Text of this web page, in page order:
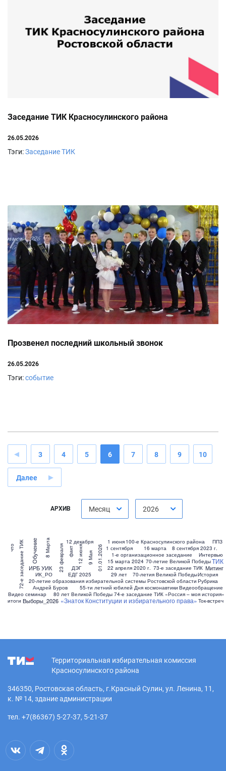
Заседание ТИК Красносулинского района
26.05.2026
Тэги:Заседание ТИК
Прозвенел последний школьный звонок
26.05.2026
Тэги:событие
3 4 5 6 7 8 9 10
Далее
АРХИВ Месяц 2026
01.01.2026
1 июня
1 сентября
1-е организационное заседание
100-е Красносулинского района
12 декабря
12 июня 15 марта 2024
16 марта
20-летие образования избирательной системы Ростовской области
22 апреля 2020 г.
23 февраля
29 лет
55-ти летний юбилей Дня космонавтики
70-летие Великой Победы
70-летия Великой Победы
72-е заседание ТИК 73-е заседание ТИК
74-е заседание ТИК
8 Марта 8 сентября 2023 г.
80 лет Великой Победы
9 Мая
«Знаток Конституции и избирательного права»
«Россия – моя история»
Андрей Буров
Видео семинар
Видеообращение
Выборы_2026
ДЭГ
ЕДГ 2025
ИК_РО
ИРБ УИК
Интервью
История
Митинг
Обучение ППЗ
Рубрика
ТИК
Ток-встреч
итоги
факт
что
Территориальная избирательная комиссия
Красносулинского района
346350, Ростовская область, г.Красный Сулин, ул. Ленина, 11,
к. № 14, здание администрации
тел. +7(86367) 5-27-37, 5-21-37